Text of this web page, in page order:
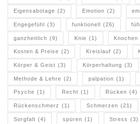
Eigensabotage (2) Emotion (2)
Engegefühl (3) funktionell (26)
ganzheitlich (9) Knie (1) Knochen
Kosten & Preise (2) Kreislauf (2)
Körper & Geist (3) Körperhaltung (3)
Methode & Lehre (2) palpation (1)
Psyche (1) Recht (1) Rücken (4)
Rückenschmerz (1) Schmerzen (21)
Sorgfalt (4) spüren (1) Stress (3)